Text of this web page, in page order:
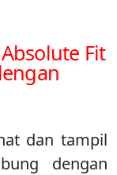
Fit
dan tampil
dengan